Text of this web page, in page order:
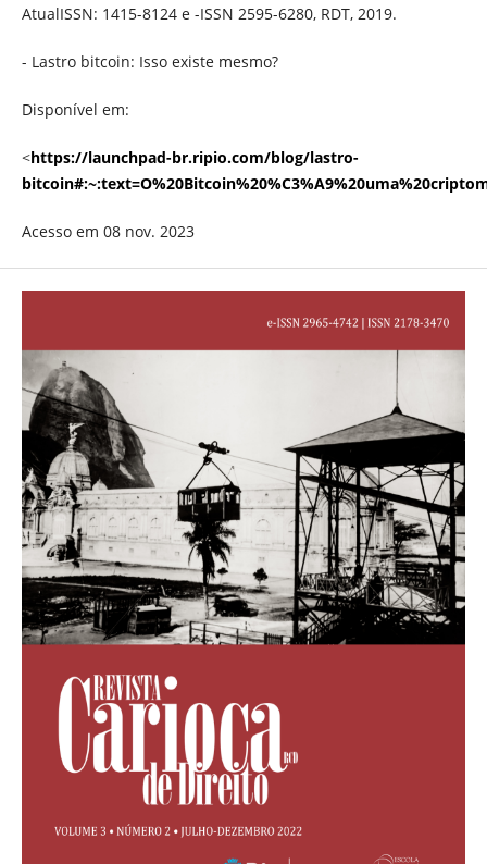
AtualISSN: 1415-8124 e -ISSN 2595-6280, RDT, 2019.
- Lastro bitcoin: Isso existe mesmo?
Disponível em:
<https://launchpad-br.ripio.com/blog/lastro-
Acesso em 08 nov. 2023